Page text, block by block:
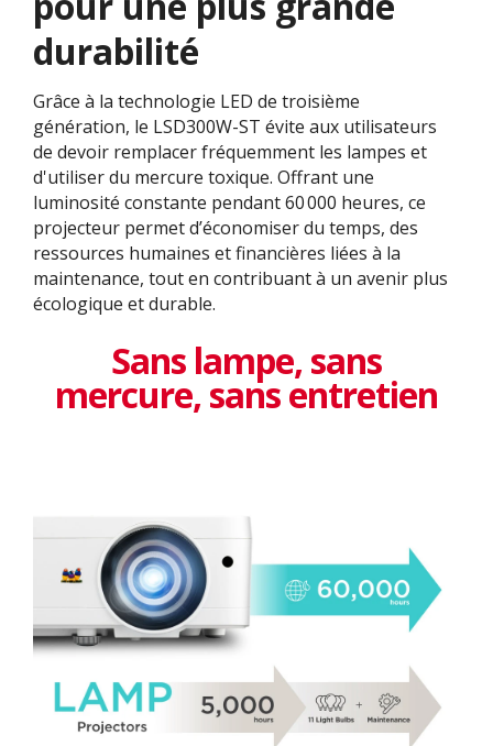
durabilité
Grâce à la technologie LED de troisième
génération, le LSD300W-ST évite aux utilisateurs
de devoir remplacer fréquemment les lampes et
d'utiliser du mercure toxique. Offrant une
luminosité constante pendant 60 000 heures, ce
projecteur permet d’économiser du temps, des
ressources humaines et financières liées à la
maintenance, tout en contribuant à un avenir plus
écologique et durable.
Sans lampe, sans
mercure, sans entretien